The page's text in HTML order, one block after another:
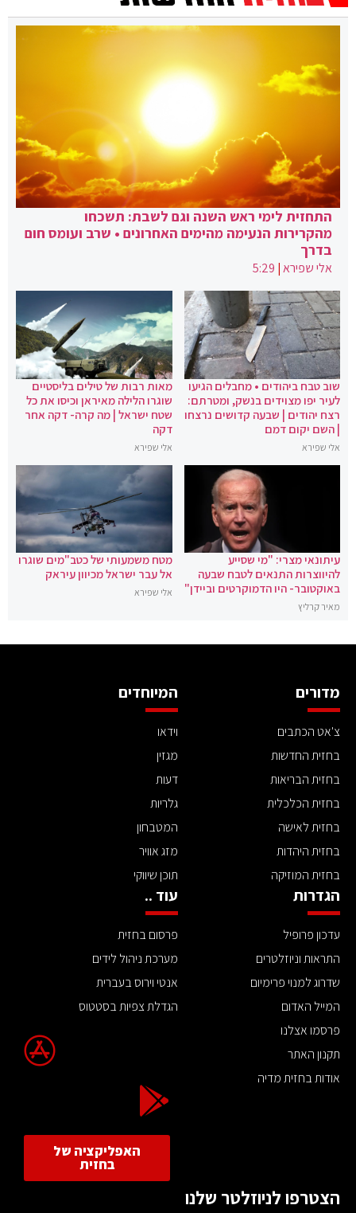
התחזית לימי ראש השנה וגם לשבת: תשכחו
מהקרירות הנעימה מהימים האחרונים • שרב ועומס חום
בדרך
אלי שפירא|
5:29
שוב טבח ביהודים • מחבלים הגיעו
לעיר יפו מצוידים בנשק, ומטרתם:
רצח יהודים | שבעה קדושים נרצחו
| השם יקום דמם
אלי שפירא
מאות רבות של טילים בליסטיים
שוגרו הלילה מאיראן וכיסו את כל
שטח ישראל | מה קרה- דקה אחר
דקה
אלי שפירא
עיתונאי מצרי: "מי שסייע
להיווצרות התנאים לטבח שבעה
באוקטובר- היו הדמוקרטים וביידן"
מאיר קרליץ
מטח משמעותי של כטב"מים שוגרו
אל עבר ישראל מכיוון עיראק
אלי שפירא
מדורים
צ'אט הכתבים
בחזית החדשות
בחזית הבריאות
בחזית הכלכלית
בחזית לאישה
בחזית היהדות
בחזית המוזיקה
המיוחדים
וידאו
מגזין
דעות
גלריות
המטבחון
מזג אוויר
תוכן שיווקי
הגדרות
עדכון פרופיל
התראות וניוזלטרים
שדרוג למנוי פרימיום
המייל האדום
פרסמו אצלנו
תקנון האתר
אודות בחזית מדיה
עוד ..
פרסום בחזית
מערכת ניהול לידים
אנטי וירוס בעברית
הגדלת צפיות בסטטוס
האפליקציה של
בחזית
הצטרפו לניוזלטר שלנו